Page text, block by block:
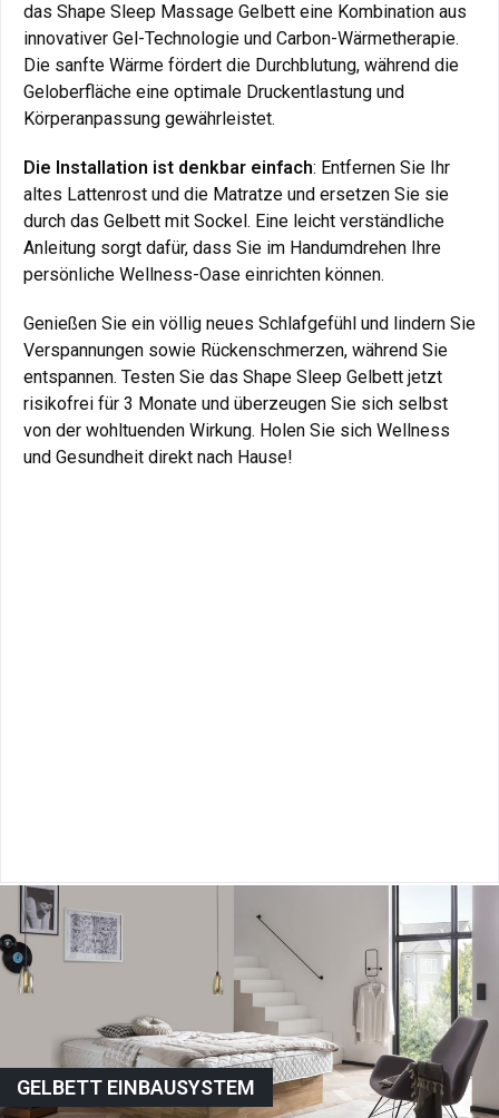
das Shape Sleep Massage Gelbett eine Kombination aus
innovativer Gel-Technologie und Carbon-Wärmetherapie.
Die sanfte Wärme fördert die Durchblutung, während die
Geloberfläche eine optimale Druckentlastung und
Körperanpassung gewährleistet.
Die Installation ist denkbar einfach: Entfernen Sie Ihr
altes Lattenrost und die Matratze und ersetzen Sie sie
durch das Gelbett mit Sockel. Eine leicht verständliche
Anleitung sorgt dafür, dass Sie im Handumdrehen Ihre
persönliche Wellness-Oase einrichten können.
Genießen Sie ein völlig neues Schlafgefühl und lindern Sie
Verspannungen sowie Rückenschmerzen, während Sie
entspannen. Testen Sie das Shape Sleep Gelbett jetzt
risikofrei für 3 Monate und überzeugen Sie sich selbst
von der wohltuenden Wirkung. Holen Sie sich Wellness
und Gesundheit direkt nach Hause!
GELBETT EINBAUSYSTEM